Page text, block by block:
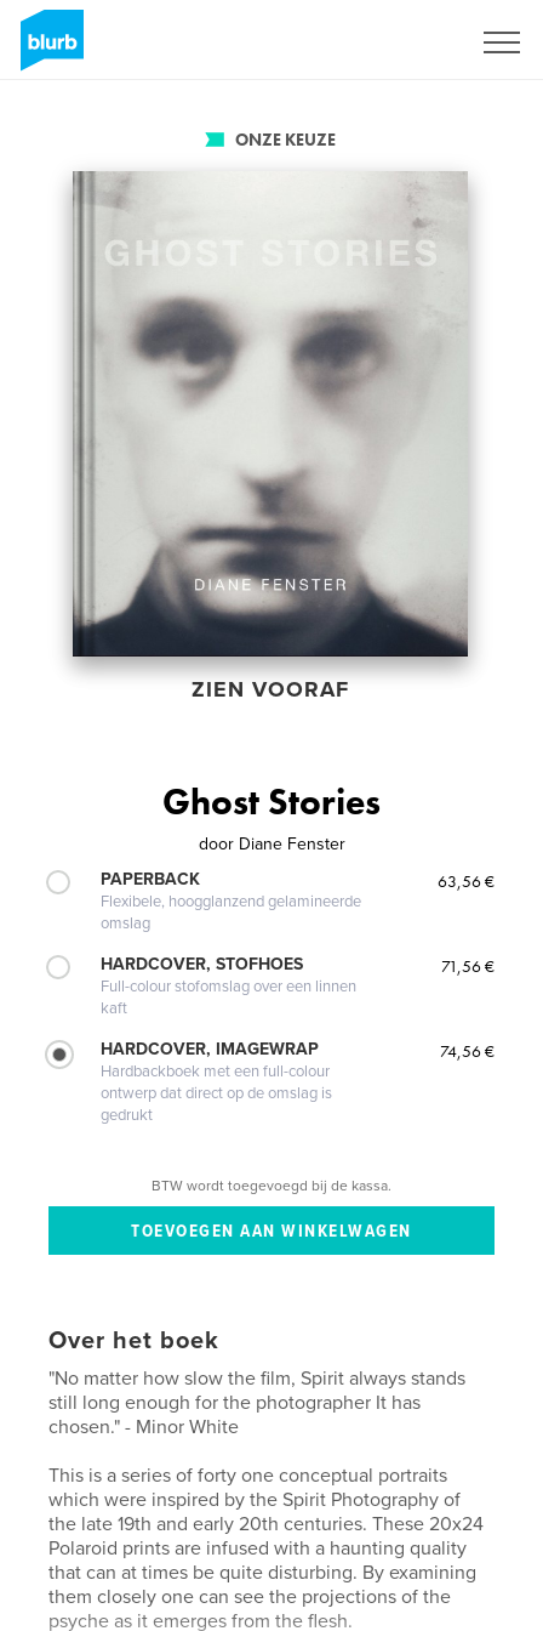
ONZE KEUZE
ZIEN VOORAF
Ghost Stories
door Diane Fenster
PAPERBACK
Flexibele, hoogglanzend gelamineerde
omslag
63,56 €
HARDCOVER, STOFHOES
Full-colour stofomslag over een linnen
kaft
71,56 €
HARDCOVER, IMAGEWRAP
Hardbackboek met een full-colour
ontwerp dat direct op de omslag is
gedrukt
74,56 €
BTW wordt toegevoegd bij de kassa.
Over het boek
"No matter how slow the film, Spirit always stands
still long enough for the photographer It has
chosen." - Minor White
This is a series of forty one conceptual portraits
which were inspired by the Spirit Photography of
the late 19th and early 20th centuries. These 20x24
Polaroid prints are infused with a haunting quality
that can at times be quite disturbing. By examining
them closely one can see the projections of the
psyche as it emerges from the flesh.